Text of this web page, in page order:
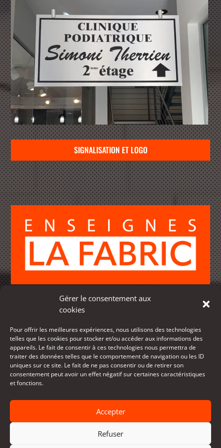
Gérer le consentement aux
cookies
Pour offrir les meilleures expériences, nous utilisons des technologies
telles que les cookies pour stocker et/ou accéder aux informations des
appareils. Le fait de consentir à ces technologies nous permettra de
traiter des données telles que le comportement de navigation ou les ID
uniques sur ce site. Le fait de ne pas consentir ou de retirer son
consentement peut avoir un effet négatif sur certaines caractéristiques
et fonctions.
Accepter
Refuser
SIGNALISATION ET LOGO
3333, rue Ontario
514-903-3313
info@enseigneslafabric.com